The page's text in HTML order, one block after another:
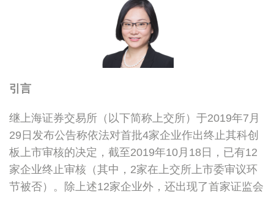
引言
继上海证券交易所（以下简称上交所）于2019年7月
29日发布公告称依法对首批4家企业作出终止其科创
板上市审核的决定，截至2019年10月18日，已有12
家企业终止审核（其中，2家在上交所上市委审议环
节被否）。除上述12家企业外，还出现了首家证监会